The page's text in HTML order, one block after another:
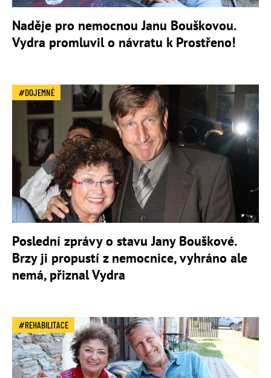
Naděje pro nemocnou Janu Bouškovou.
Vydra promluvil o návratu k Prostřeno!
DOJEMNÉ
Poslední zprávy o stavu Jany Bouškové.
Brzy ji propustí z nemocnice, vyhráno ale
nemá, přiznal Vydra
REHABILITACE